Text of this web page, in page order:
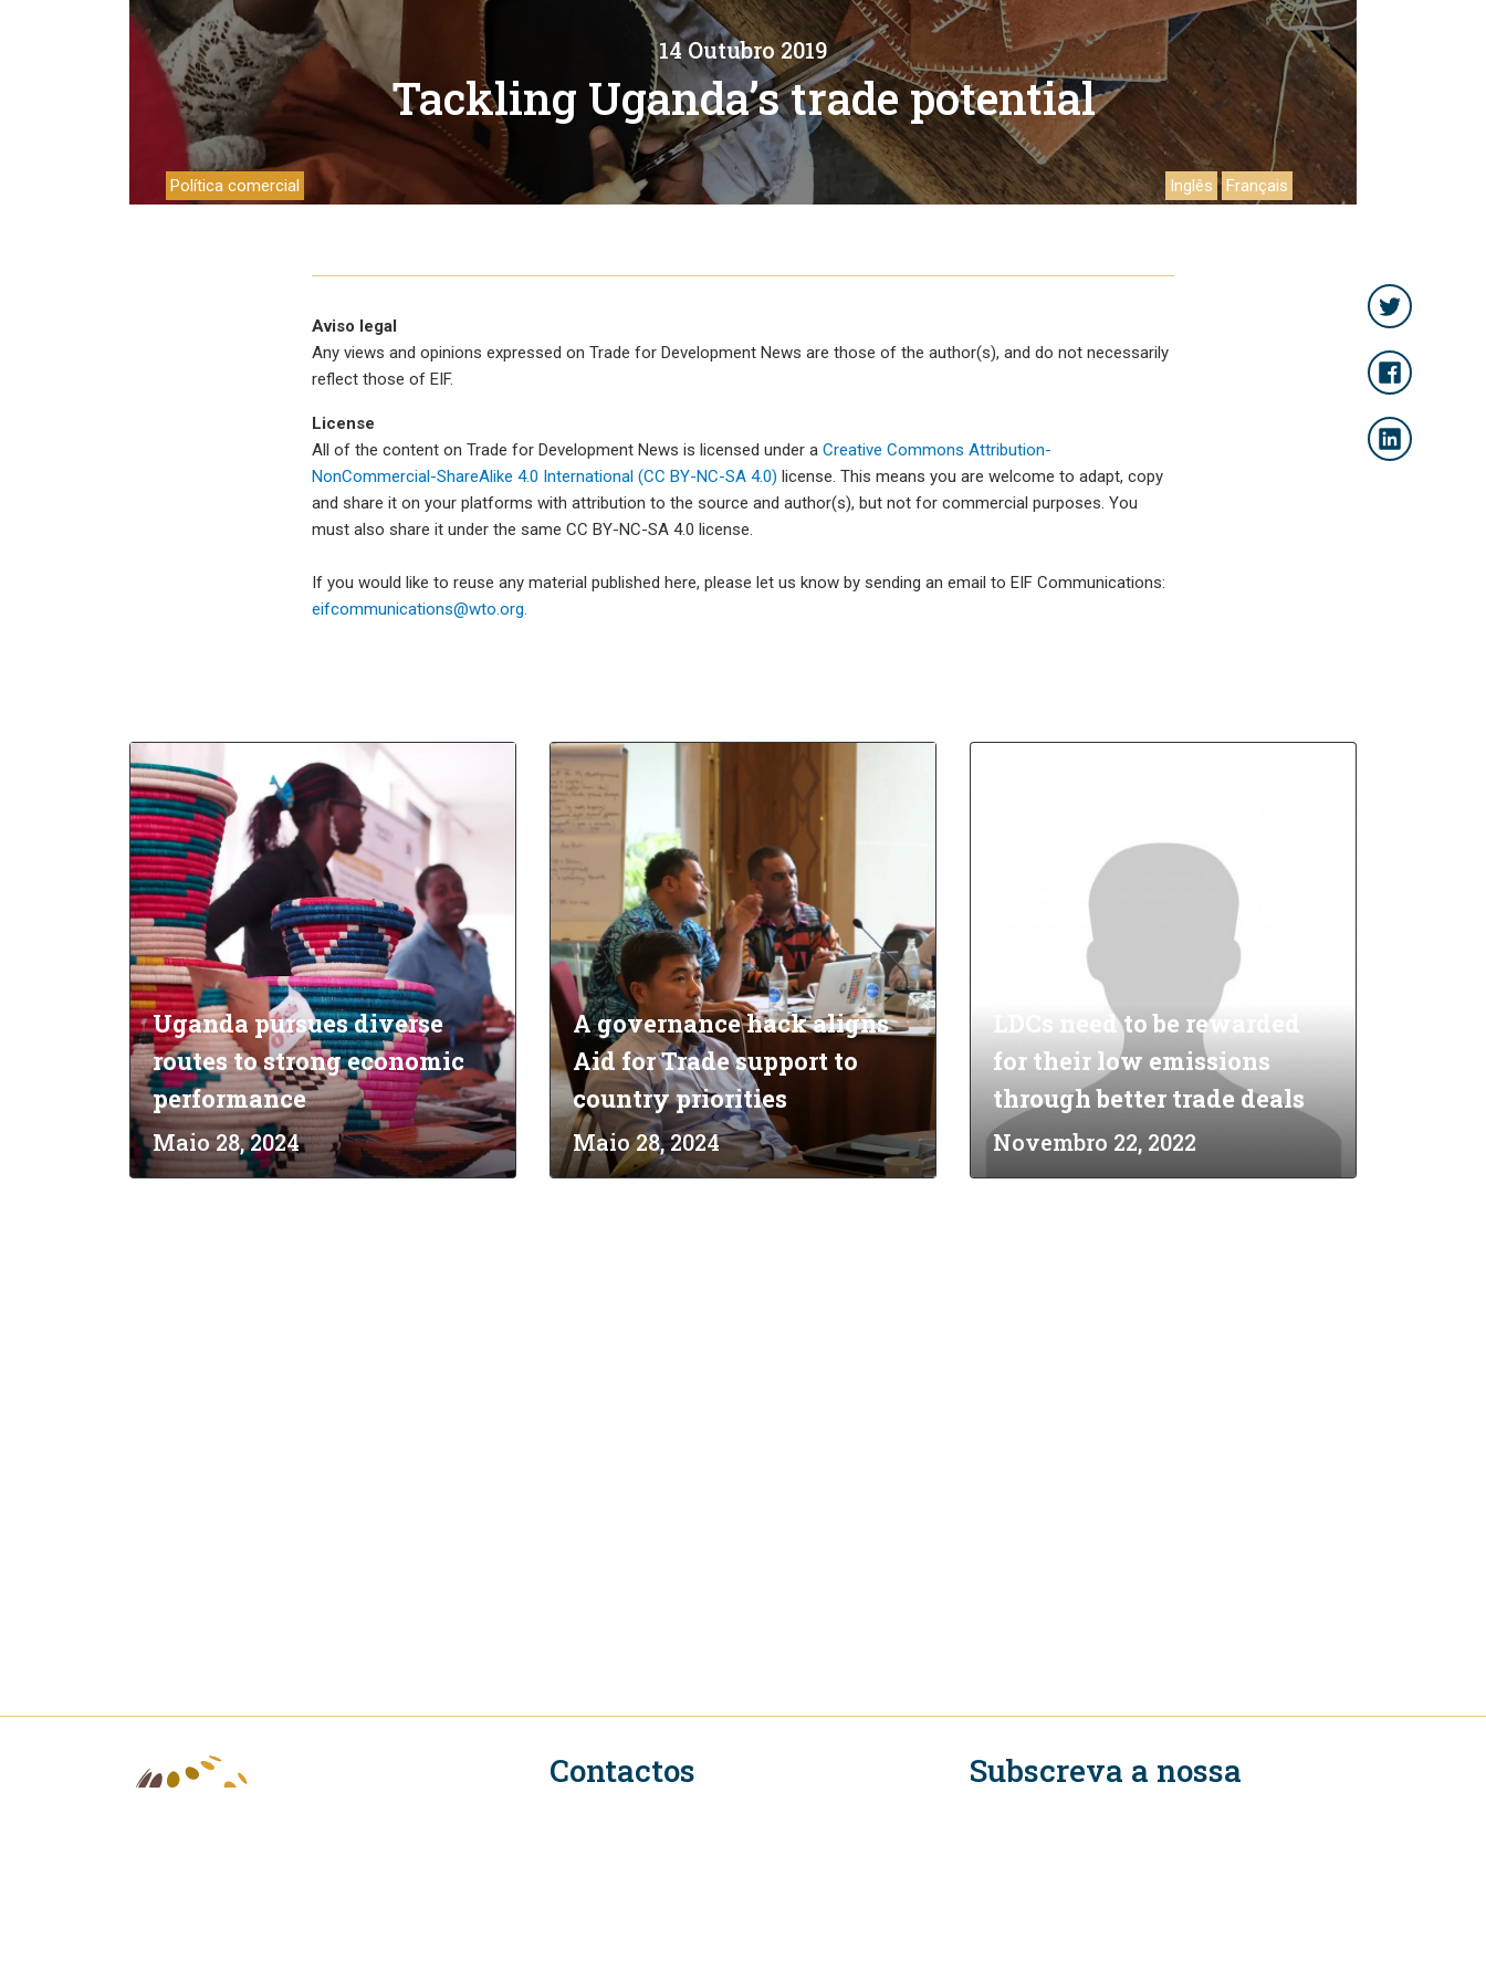
Trabalho analítico
14 Outubro 2019
Tackling Uganda’s trade potential
Política comercial Inglês Français
Aviso legal
Any views and opinions expressed on Trade for Development News are those of the author(s), and do not necessarily
reflect those of EIF.
License
All of the content on Trade for Development News is licensed under a Creative Commons Attribution-
NonCommercial-ShareAlike 4.0 International (CC BY-NC-SA 4.0) license. This means you are welcome to adapt, copy
and share it on your platforms with attribution to the source and author(s), but not for commercial purposes. You
must also share it under the same CC BY-NC-SA 4.0 license.
If you would like to reuse any material published here, please let us know by sending an email to EIF Communications:
eifcommunications@wto.org.
Uganda pursues diverse
routes to strong economic
performance
Maio 28, 2024
A governance hack aligns
Aid for Trade support to
country priorities
Maio 28, 2024
LDCs need to be rewarded
for their low emissions
through better trade deals
Novembro 22, 2022
Contactos
Subscreva a nossa